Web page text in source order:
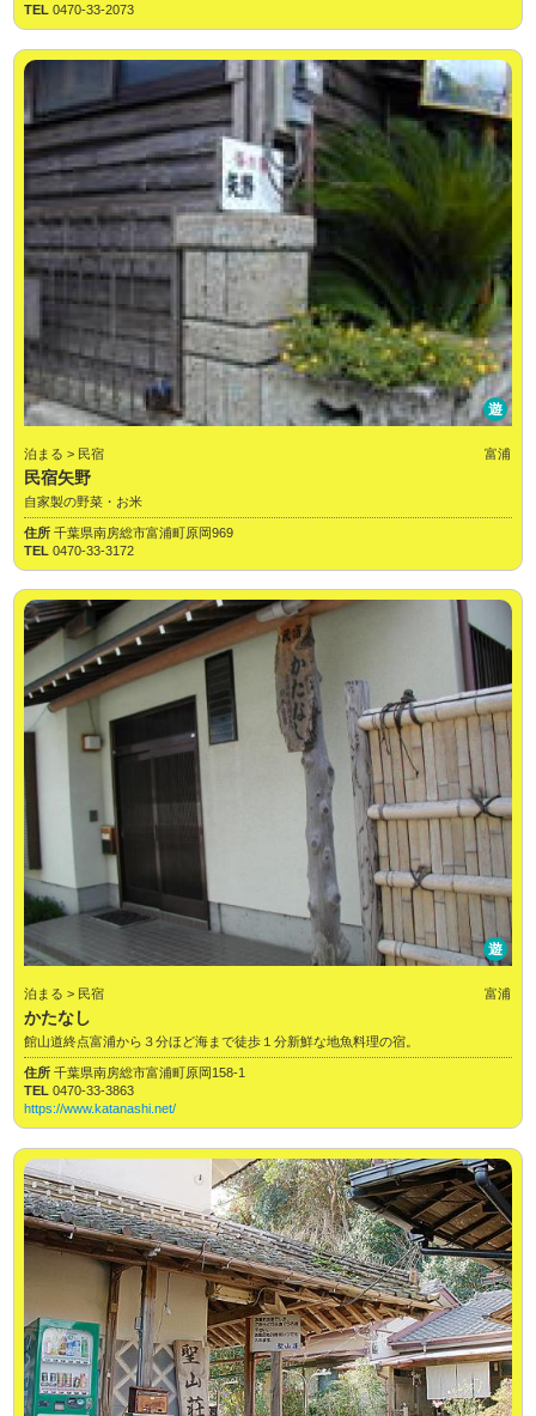
TEL0470-33-2073
遊
泊まる > 民宿 富浦
民宿矢野
自家製の野菜・お米
住所千葉県南房総市富浦町原岡969
TEL0470-33-3172
遊
泊まる > 民宿 富浦
かたなし
館山道終点富浦から３分ほど海まで徒歩１分新鮮な地魚料理の宿。
住所千葉県南房総市富浦町原岡158-1
TEL0470-33-3863
https://www.katanashi.net/